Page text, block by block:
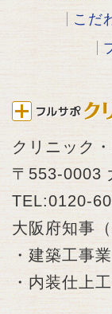
こだ
クリニック
〒553-0003
TEL:0120-
大阪府知事
・建築工事業
・内装仕上